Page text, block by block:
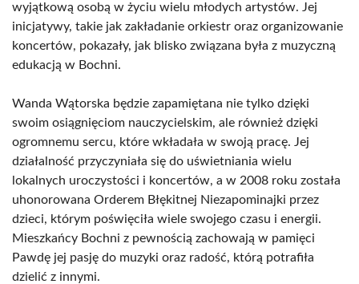
wyjątkową osobą w życiu wielu młodych artystów. Jej
inicjatywy, takie jak zakładanie orkiestr oraz organizowanie
koncertów, pokazały, jak blisko związana była z muzyczną
edukacją w Bochni.
Wanda Wątorska będzie zapamiętana nie tylko dzięki
swoim osiągnięciom nauczycielskim, ale również dzięki
ogromnemu sercu, które wkładała w swoją pracę. Jej
działalność przyczyniała się do uświetniania wielu
lokalnych uroczystości i koncertów, a w 2008 roku została
uhonorowana Orderem Błękitnej Niezapominajki przez
dzieci, którym poświęciła wiele swojego czasu i energii.
Mieszkańcy Bochni z pewnością zachowają w pamięci
Pawdę jej pasję do muzyki oraz radość, którą potrafiła
dzielić z innymi.